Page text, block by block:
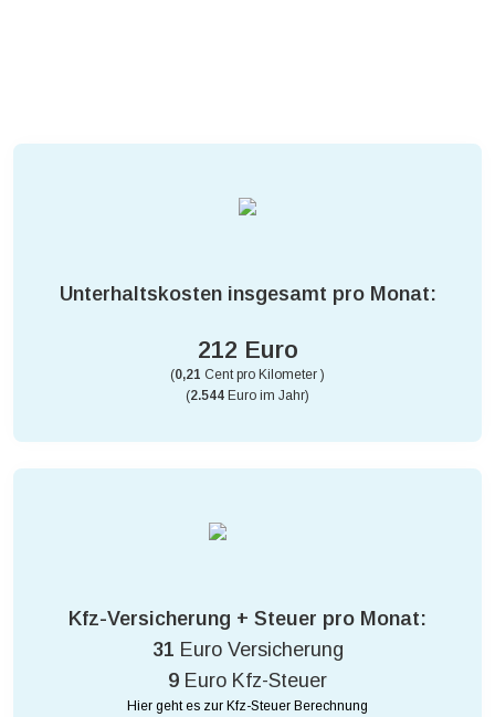
Unterhaltskosten insgesamt pro Monat:
212 Euro
(0,21 Cent pro Kilometer )
(2.544 Euro im Jahr)
Kfz-Versicherung + Steuer pro Monat:
31 Euro Versicherung
9 Euro Kfz-Steuer
Hier geht es zur Kfz-Steuer Berechnung